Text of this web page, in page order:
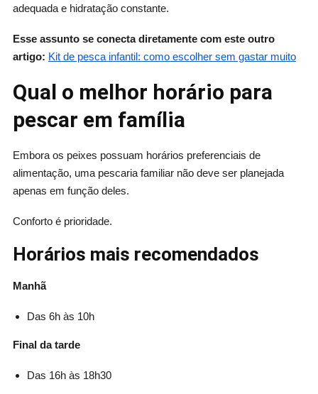
adequada e hidratação constante.
Esse assunto se conecta diretamente com este outro
artigo: Kit de pesca infantil: como escolher sem gastar muito
Qual o melhor horário para
pescar em família
Embora os peixes possuam horários preferenciais de
alimentação, uma pescaria familiar não deve ser planejada
apenas em função deles.
Conforto é prioridade.
Horários mais recomendados
Manhã
Das 6h às 10h
Final da tarde
Das 16h às 18h30